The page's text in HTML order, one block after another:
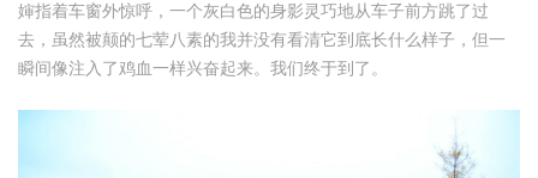
婶指着车窗外惊呼，一个灰白色的身影灵巧地从车子前方跳了过
去，虽然被颠的七荤八素的我并没有看清它到底长什么样子，但一
瞬间像注入了鸡血一样兴奋起来。我们终于到了。